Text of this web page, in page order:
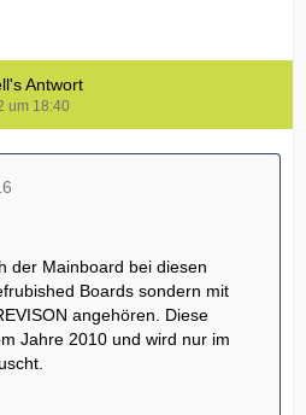
Antwort
um 18:40
der Mainboard bei diesen
Boards sondern mit
angehören. Diese
Jahre 2010 und wird nur im